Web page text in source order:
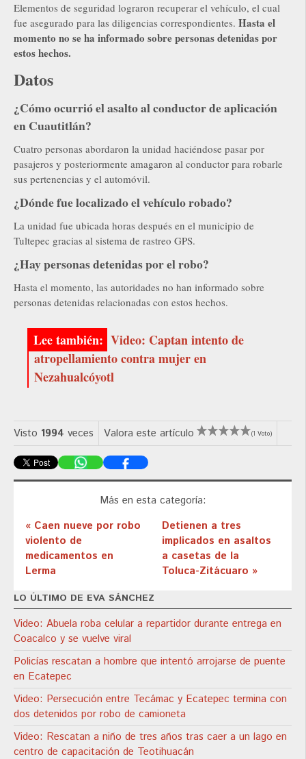
Elementos de seguridad lograron recuperar el vehículo, el cual
fue asegurado para las diligencias correspondientes. Hasta el
momento no se ha informado sobre personas detenidas por
estos hechos.
Datos
¿Cómo ocurrió el asalto al conductor de aplicación
en Cuautitlán?
Cuatro personas abordaron la unidad haciéndose pasar por
pasajeros y posteriormente amagaron al conductor para robarle
sus pertenencias y el automóvil.
¿Dónde fue localizado el vehículo robado?
La unidad fue ubicada horas después en el municipio de
Tultepec gracias al sistema de rastreo GPS.
¿Hay personas detenidas por el robo?
Hasta el momento, las autoridades no han informado sobre
personas detenidas relacionadas con estos hechos.
Video: Captan intento de
atropellamiento contra mujer en
Nezahualcóyotl
Visto 1994 veces Valora este artículo (1 Voto)
Más en esta categoría:
« Caen nueve por robo
violento de
medicamentos en
Lerma
Detienen a tres
implicados en asaltos
a casetas de la
Toluca-Zitácuaro »
LO ÚLTIMO DE EVA SÁNCHEZ
Video: Abuela roba celular a repartidor durante entrega en
Coacalco y se vuelve viral
Policías rescatan a hombre que intentó arrojarse de puente
en Ecatepec
Video: Persecución entre Tecámac y Ecatepec termina con
dos detenidos por robo de camioneta
Video: Rescatan a niño de tres años tras caer a un lago en
centro de capacitación de Teotihuacán